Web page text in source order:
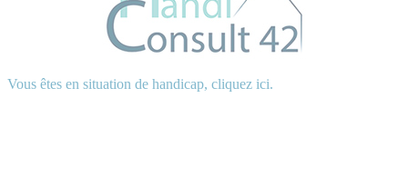
Vous êtes en situation de handicap, cliquez ici.